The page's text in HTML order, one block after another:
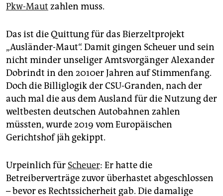
Pkw-Maut zahlen muss.
Das ist die Quittung für das Bierzeltprojekt
„Ausländer-Maut“. Damit gingen Scheuer und sein
nicht minder unseliger Amtsvorgänger Alexander
Dobrindt in den 2010er Jahren auf Stimmenfang.
Doch die Billiglogik der CSU-Granden, nach der
auch mal die aus dem Ausland für die Nutzung der
weltbesten deutschen Autobahnen zahlen
müssten, wurde 2019 vom Europäischen
Gerichtshof jäh gekippt.
Urpeinlich für Scheuer: Er hatte die
Betreiberverträge zuvor überhastet abgeschlossen
– bevor es Rechtssicherheit gab. Die damalige